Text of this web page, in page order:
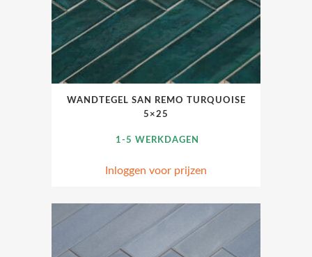
WANDTEGEL SAN REMO TURQUOISE
5×25
1-5 WERKDAGEN
Inloggen voor prijzen